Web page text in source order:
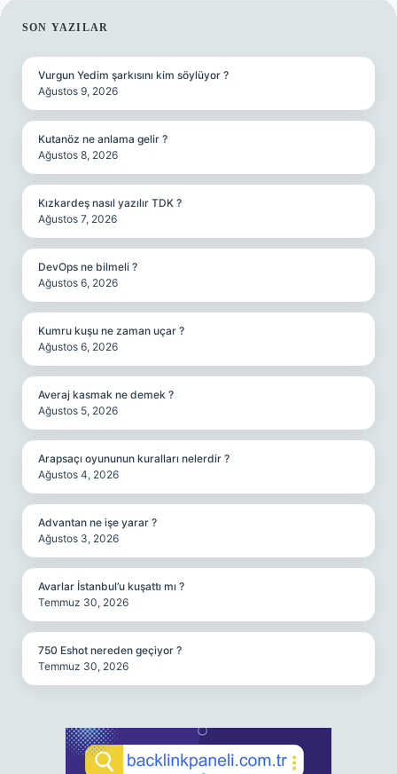
SIDEBAR
SON YAZILAR
Vurgun Yedim şarkısını kim söylüyor ?
Ağustos 9, 2026
Kutanöz ne anlama gelir ?
Ağustos 8, 2026
Kızkardeş nasıl yazılır TDK ?
Ağustos 7, 2026
DevOps ne bilmeli ?
Ağustos 6, 2026
Kumru kuşu ne zaman uçar ?
Ağustos 6, 2026
Averaj kasmak ne demek ?
Ağustos 5, 2026
Arapsaçı oyununun kuralları nelerdir ?
Ağustos 4, 2026
Advantan ne işe yarar ?
Ağustos 3, 2026
Avarlar İstanbul’u kuşattı mı ?
Temmuz 30, 2026
750 Eshot nereden geçiyor ?
Temmuz 30, 2026